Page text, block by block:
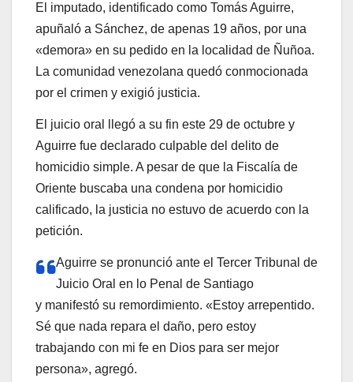
El imputado, identificado como Tomás Aguirre,
apuñaló a Sánchez, de apenas 19 años, por una
«demora» en su pedido en la localidad de Ñuñoa.
La comunidad venezolana quedó conmocionada
por el crimen y exigió justicia.
El juicio oral llegó a su fin este 29 de octubre y
Aguirre fue declarado culpable del delito de
homicidio simple. A pesar de que la Fiscalía de
Oriente buscaba una condena por homicidio
calificado, la justicia no estuvo de acuerdo con la
petición.
Aguirre se pronunció ante el Tercer Tribunal de
Juicio Oral en lo Penal de Santiago
y manifestó su remordimiento. «Estoy arrepentido.
Sé que nada repara el daño, pero estoy
trabajando con mi fe en Dios para ser mejor
persona», agregó.